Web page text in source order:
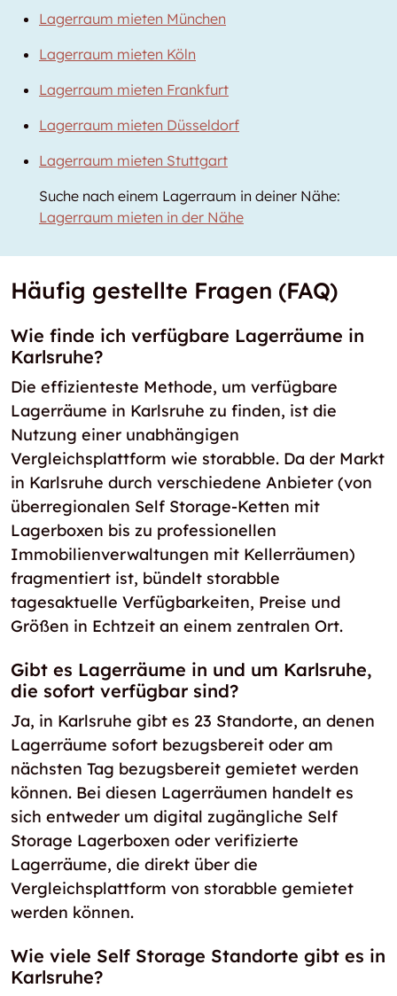
Lagerraum mieten München
Lagerraum mieten Köln
Lagerraum mieten Frankfurt
Lagerraum mieten Düsseldorf
Lagerraum mieten Stuttgart
Suche nach einem Lagerraum in deiner Nähe:
Lagerraum mieten in der Nähe
Häufig gestellte Fragen (FAQ)
Wie finde ich verfügbare Lagerräume in
Karlsruhe?
Die effizienteste Methode, um verfügbare
Lagerräume in Karlsruhe zu finden, ist die
Nutzung einer unabhängigen
Vergleichsplattform wie storabble. Da der Markt
in Karlsruhe durch verschiedene Anbieter (von
überregionalen Self Storage-Ketten mit
Lagerboxen bis zu professionellen
Immobilienverwaltungen mit Kellerräumen)
fragmentiert ist, bündelt storabble
tagesaktuelle Verfügbarkeiten, Preise und
Größen in Echtzeit an einem zentralen Ort.
Gibt es Lagerräume in und um Karlsruhe,
die sofort verfügbar sind?
Ja, in Karlsruhe gibt es 23 Standorte, an denen
Lagerräume sofort bezugsbereit oder am
nächsten Tag bezugsbereit gemietet werden
können. Bei diesen Lagerräumen handelt es
sich entweder um digital zugängliche Self
Storage Lagerboxen oder verifizierte
Lagerräume, die direkt über die
Vergleichsplattform von storabble gemietet
werden können.
Wie viele Self Storage Standorte gibt es in
Karlsruhe?